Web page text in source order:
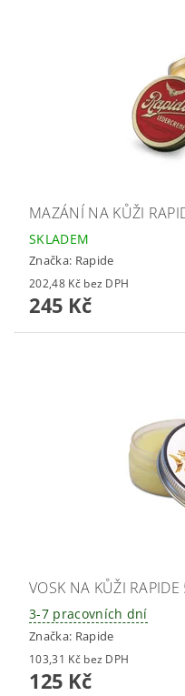
MAZÁNÍ NA KŮŽI
SKLADEM
Značka: Rapide
202,48 Kč bez DPH
245 Kč
VOSK NA KŮŽI
3-7 pracovních dní
Značka: Rapide
103,31 Kč bez DPH
125 Kč